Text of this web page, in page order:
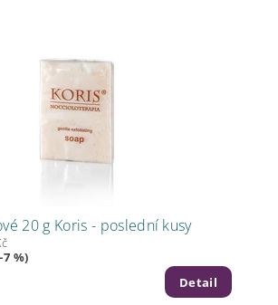
20 g Koris - poslední kusy
%)
Detail